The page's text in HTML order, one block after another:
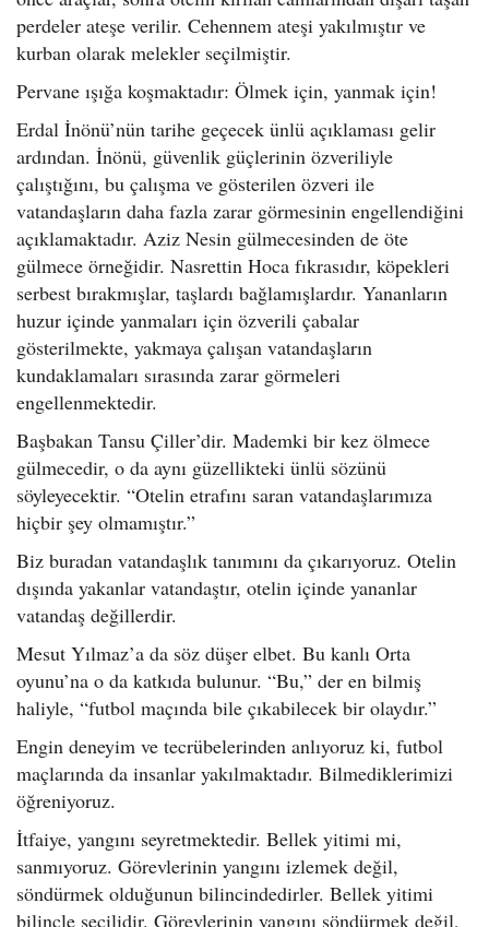
perdeler ateşe verilir. Cehennem ateşi yakılmıştır ve
kurban olarak melekler seçilmiştir.
Pervane ışığa koşmaktadır: Ölmek için, yanmak için!
Erdal İnönü’nün tarihe geçecek ünlü açıklaması gelir
ardından. İnönü, güvenlik güçlerinin özveriliyle
çalıştığını, bu çalışma ve gösterilen özveri ile
vatandaşların daha fazla zarar görmesinin engellendiğini
açıklamaktadır. Aziz Nesin gülmecesinden de öte
gülmece örneğidir. Nasrettin Hoca fıkrasıdır, köpekleri
serbest bırakmışlar, taşlardı bağlamışlardır. Yananların
huzur içinde yanmaları için özverili çabalar
gösterilmekte, yakmaya çalışan vatandaşların
kundaklamaları sırasında zarar görmeleri
engellenmektedir.
Başbakan Tansu Çiller’dir. Mademki bir kez ölmece
gülmecedir, o da aynı güzellikteki ünlü sözünü
söyleyecektir. “Otelin etrafını saran vatandaşlarımıza
hiçbir şey olmamıştır.”
Biz buradan vatandaşlık tanımını da çıkarıyoruz. Otelin
dışında yakanlar vatandaştır, otelin içinde yananlar
vatandaş değillerdir.
Mesut Yılmaz’a da söz düşer elbet. Bu kanlı Orta
oyunu’na o da katkıda bulunur. “Bu,” der en bilmiş
haliyle, “futbol maçında bile çıkabilecek bir olaydır.”
Engin deneyim ve tecrübelerinden anlıyoruz ki, futbol
maçlarında da insanlar yakılmaktadır. Bilmediklerimizi
öğreniyoruz.
İtfaiye, yangını seyretmektedir. Bellek yitimi mi,
sanmıyoruz. Görevlerinin yangını izlemek değil,
söndürmek olduğunun bilincindedirler. Bellek yitimi
bilinçle seçilidir. Görevlerinin yangını söndürmek değil,